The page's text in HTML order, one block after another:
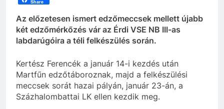
Share
Az előzetesen ismert edzőmeccsek mellett újabb
két edzőmérkőzés vár az Érdi VSE NB III-as
labdarúgóira a téli felkészülés során.
Kertész Ferencék a január 14-i kezdés után
Martfűn edzőtáboroznak, majd a felkészülési
meccsek sorát hazai pályán, január 23-án, a
Százhalombattai LK ellen kezdik meg.